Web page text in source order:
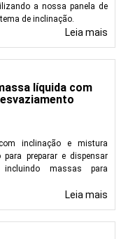
a nossa panela de
de inclinação.
Leia mais
líquida com
inclinação e mistura
preparar e dispensar
massas para
Leia mais